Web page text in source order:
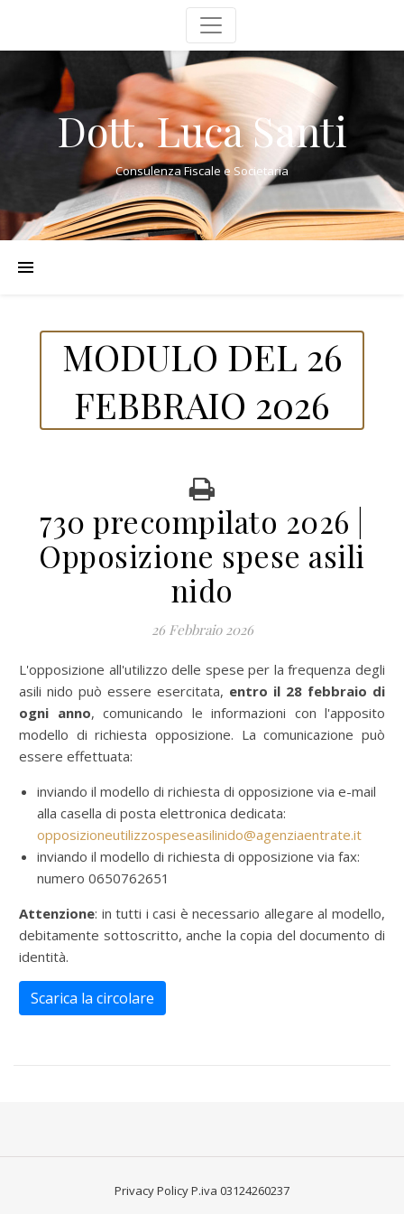
Dott. Luca Santi
Consulenza Fiscale e Societaria
MODULO DEL 26
FEBBRAIO 2026
730 precompilato 2026 |
Opposizione spese asili
nido
26 Febbraio 2026
L'opposizione all'utilizzo delle spese per la frequenza degli
asili nido può essere esercitata, entro il 28 febbraio di
ogni anno, comunicando le informazioni con l'apposito
modello di richiesta opposizione. La comunicazione può
essere effettuata:
inviando il modello di richiesta di opposizione via e-mail
alla casella di posta elettronica dedicata:
opposizioneutilizzospeseasilinido@agenziaentrate.it
inviando il modello di richiesta di opposizione via fax:
numero 0650762651
Attenzione: in tutti i casi è necessario allegare al modello,
debitamente sottoscritto, anche la copia del documento di
identità.
Scarica la circolare
Privacy PolicyP.iva 03124260237